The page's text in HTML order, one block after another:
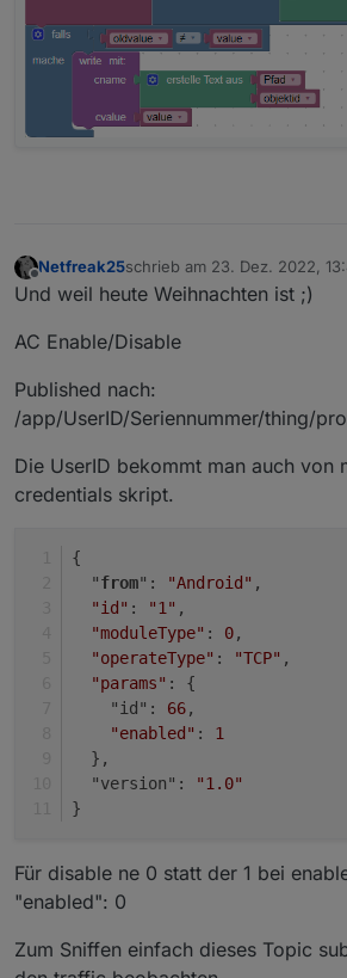
Offline
Netfreak25schrieb am 23. Dez. 2022,
zuletzt editiert von Netfreak25
Und weil heute Weihnachten ist ;)
AC Enable/Disable
Published nach:
/app/UserID/Seriennummer/thing/
Die UserID bekommt man auch von
credentials skript.
{
  "
from": "Android" ,
"id" : "1" ,
"moduleType" : 0,
"operateType" : "TCP" ,
"params" : {
    "id":
66,
"enabled" : 1
  },
  "version":
"1.0"
}
Für disable ne 0 statt der 1 bei
"enabled": 0
Zum Sniffen einfach dieses Topic